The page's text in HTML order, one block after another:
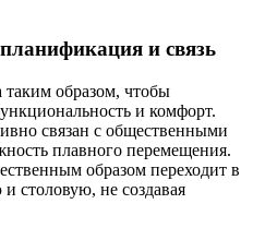
и связь
образом, чтобы
и комфорт.
связан с общественными
плавного перемещения.
образом переходит в
столовую, не создавая